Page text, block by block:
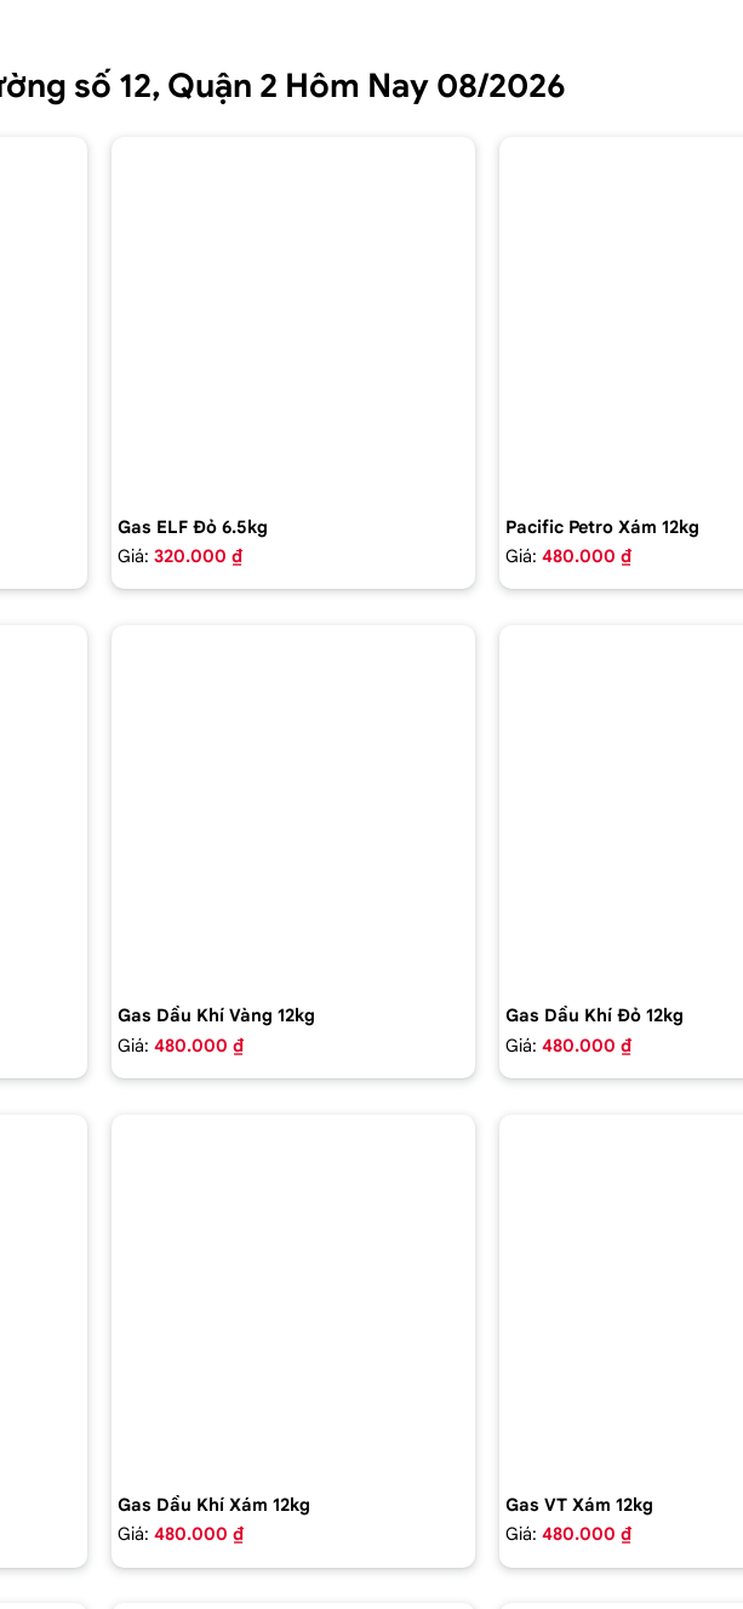
số 12, Quận 2 Hôm Nay 08/2026
Gas ELF Đỏ 6.5kg
Giá: 320.000 ₫
Pacific Petro Xám 12kg
Giá: 480.000 ₫
Gas Dầu Khí Vàng 12kg
Giá: 480.000 ₫
Gas Dầu Khí Đỏ 12kg
Giá: 480.000 ₫
Gas Dầu Khí Xám 12kg
Giá: 480.000 ₫
Gas VT Xám 12kg
Giá: 480.000 ₫